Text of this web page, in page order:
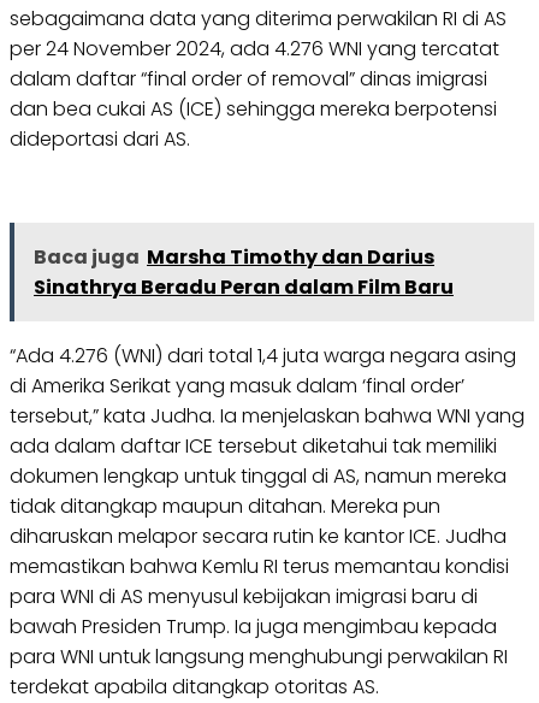
sebagaimana data yang diterima perwakilan RI di AS
per 24 November 2024, ada 4.276 WNI yang tercatat
dalam daftar “final order of removal” dinas imigrasi
dan bea cukai AS (ICE) sehingga mereka berpotensi
dideportasi dari AS.
Baca juga Marsha Timothy dan Darius
Sinathrya Beradu Peran dalam Film Baru
“Ada 4.276 (WNI) dari total 1,4 juta warga negara asing
di Amerika Serikat yang masuk dalam ‘final order’
tersebut,” kata Judha. Ia menjelaskan bahwa WNI yang
ada dalam daftar ICE tersebut diketahui tak memiliki
dokumen lengkap untuk tinggal di AS, namun mereka
tidak ditangkap maupun ditahan. Mereka pun
diharuskan melapor secara rutin ke kantor ICE. Judha
memastikan bahwa Kemlu RI terus memantau kondisi
para WNI di AS menyusul kebijakan imigrasi baru di
bawah Presiden Trump. Ia juga mengimbau kepada
para WNI untuk langsung menghubungi perwakilan RI
terdekat apabila ditangkap otoritas AS.